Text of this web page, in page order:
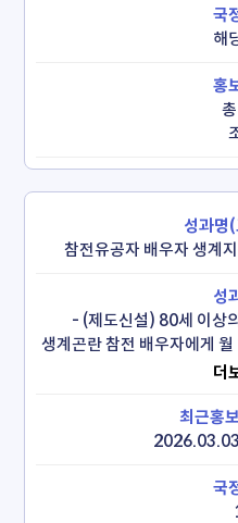
해
참전유공자 배우자 생계
- (제도신설) 80세 이상
생계곤란 참전 배우자에게
- ‘참전유공자 배우자 등록,
더